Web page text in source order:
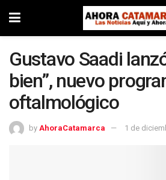
Gustavo Saadi
bien”, nuevo
oftalmológico
by AhoraCatamarca 1 de